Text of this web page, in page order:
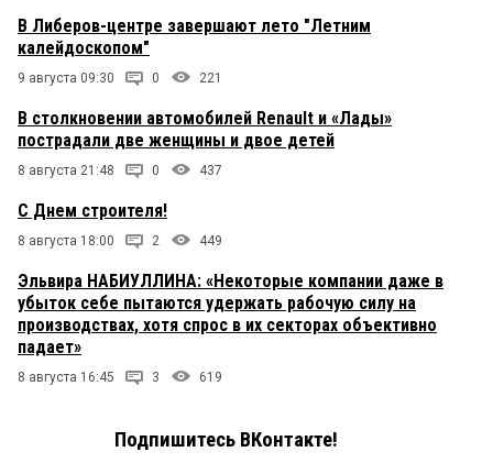
В Либеров-центре завершают лето "Летним
калейдоскопом"
9 августа 09:30 0 221
В столкновении автомобилей Renault и «Лады»
пострадали две женщины и двое детей
8 августа 21:48 0 437
С Днем строителя!
8 августа 18:00 2 449
Эльвира НАБИУЛЛИНА: «Некоторые компании даже в
убыток себе пытаются удержать рабочую силу на
производствах, хотя спрос в их секторах объективно
падает»
8 августа 16:45 3 619
Подпишитесь ВКонтакте!